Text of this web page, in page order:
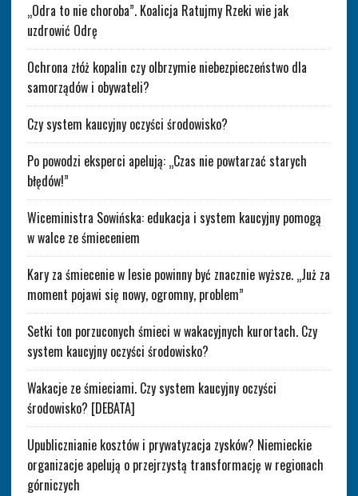
„Odra to nie choroba”. Koalicja Ratujmy Rzeki wie jak
uzdrowić Odrę
Ochrona złóż kopalin czy olbrzymie niebezpieczeństwo dla
samorządów i obywateli?
Czy system kaucyjny oczyści środowisko?
Po powodzi eksperci apelują: „Czas nie powtarzać starych
błędów!”
Wiceministra Sowińska: edukacja i system kaucyjny pomogą
w walce ze śmieceniem
Kary za śmiecenie w lesie powinny być znacznie wyższe. „Już za
moment pojawi się nowy, ogromny, problem”
Setki ton porzuconych śmieci w wakacyjnych kurortach. Czy
system kaucyjny oczyści środowisko?
Wakacje ze śmieciami. Czy system kaucyjny oczyści
środowisko? [DEBATA]
Upublicznianie kosztów i prywatyzacja zysków? Niemieckie
organizacje apelują o przejrzystą transformację w regionach
górniczych